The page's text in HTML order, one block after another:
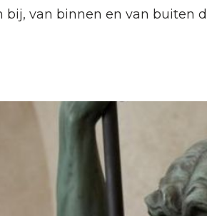
van binnen en van buiten